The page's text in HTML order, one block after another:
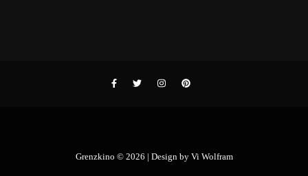
Grenzkino © 2026 | Design by Vi Wolfram